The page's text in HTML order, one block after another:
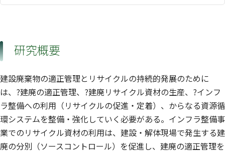
研究概要
建設廃棄物の適正管理とリサイクルの持続的発展のために
は、?建廃の適正管理、?建廃リサイクル資材の生産、?インフ
ラ整備への利用（リサイクルの促進・定着）、からなる資源循
環システムを整備・強化していく必要がある。インフラ整備事
業でのリサイクル資材の利用は、建設・解体現場で発生する建
廃の分別（ソースコントロール）を促進し、建廃の適正管理を